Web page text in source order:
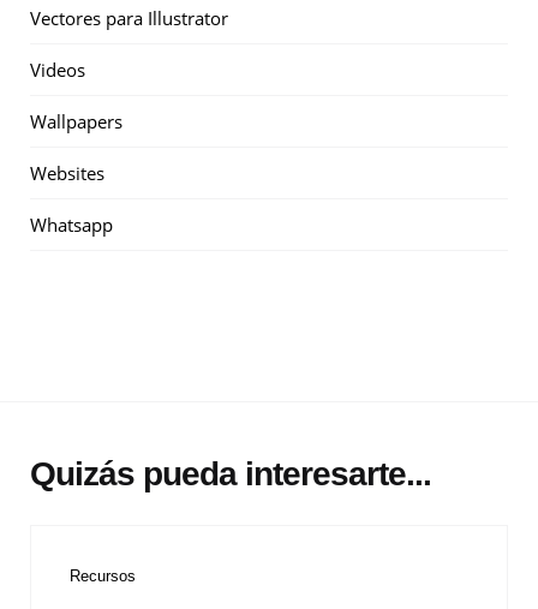
Vectores para Illustrator
Videos
Wallpapers
Websites
Whatsapp
Quizás pueda interesarte...
Recursos